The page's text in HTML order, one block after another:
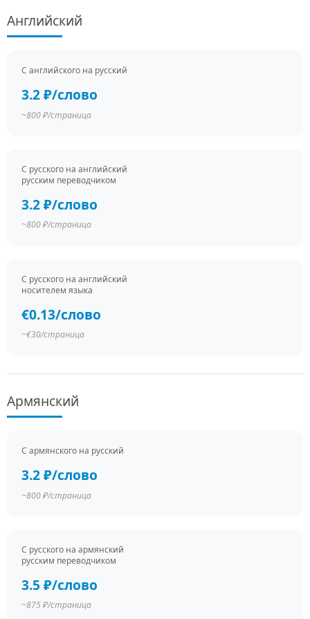
Английский
С английского на русский
3.2 ₽/слово
~800 ₽/страница
С русского на английский
русским переводчиком
3.2 ₽/слово
~800 ₽/страница
С русского на английский
носителем языка
€0.13/слово
~€30/страница
Армянский
С армянского на русский
3.2 ₽/слово
~800 ₽/страница
С русского на армянский
русским переводчиком
3.5 ₽/слово
~875 ₽/страница